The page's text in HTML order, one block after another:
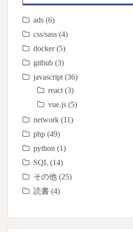
ads (6)
css/sass (4)
docker(5)
github (3)
javascript (36)
react (3)
vue.js (5)
network (11)
php (49)
python (1)
SQL (14)
その他 (25)
読書 (4)